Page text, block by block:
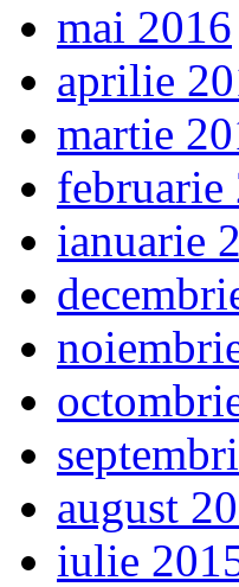
mai 2016
aprilie
martie
februarie
ianuarie
august
iulie